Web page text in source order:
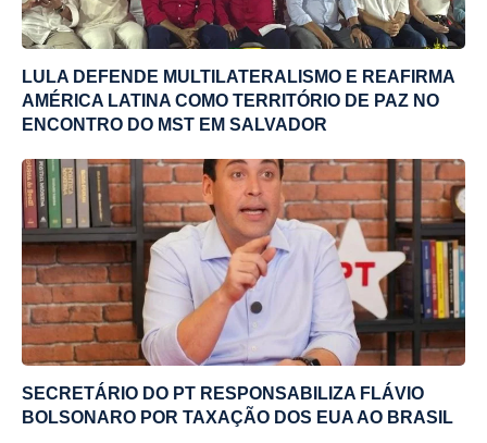
LULA DEFENDE MULTILATERALISMO E REAFIRMA
AMÉRICA LATINA COMO TERRITÓRIO DE PAZ NO
ENCONTRO DO MST EM SALVADOR
SECRETÁRIO DO PT RESPONSABILIZA FLÁVIO
BOLSONARO POR TAXAÇÃO DOS EUA AO BRASIL